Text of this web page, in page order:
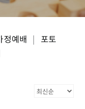
정예배 | 포토